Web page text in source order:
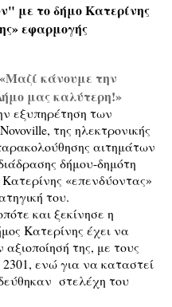
με το δήμο Κατερίνης
εφαρμογής
κάνουμε την
μας καλύτερη!»
εξυπηρέτηση των
της ηλεκτρονικής
αιτημάτων
δήμου-δημότη
«επενδύοντας»
του.
και ξεκίνησε η
Κατερίνης έχει να
αξιοποίησή της, με τους
ενώ για να καταστεί
στελέχη του